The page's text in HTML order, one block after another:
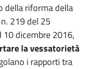
della riforma della
219 del 25
dicembre 2016,
la vessatorietà
i rapporti tra